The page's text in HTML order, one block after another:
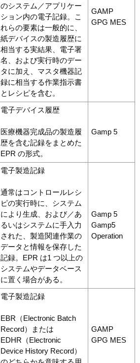
のシステム／アプリケー
ション内の電子記録。こ
れらの要素は一般的に、
紙デバイスの製造履歴に
相当する実結果、電子署
名、および実行時のデー
タに加え、マスタ機器記
録に相当する作業指示書
とレシピを含む。
GAMP
GPG MES
電子デバイス履歴
医療機器完成品の製造履
歴を含む記録をまとめた
EPR の形式。
Gamp 5
電子製造記録
通常はコントロールレシ
ピの実行時に、システム
により生成、および／あ
るいはシステムに手入力
された、製造関連作業の
データと情報を保存した
記録。EPR は1 つ以上の
システムやデータベース
に置く場合がある。
Gamp 5
Gamp5
Operation
電子製造記録
EBR（Electronic Batch
Record）または
EDHR（Electronic
Device History Record）
GAMP
GPG MES